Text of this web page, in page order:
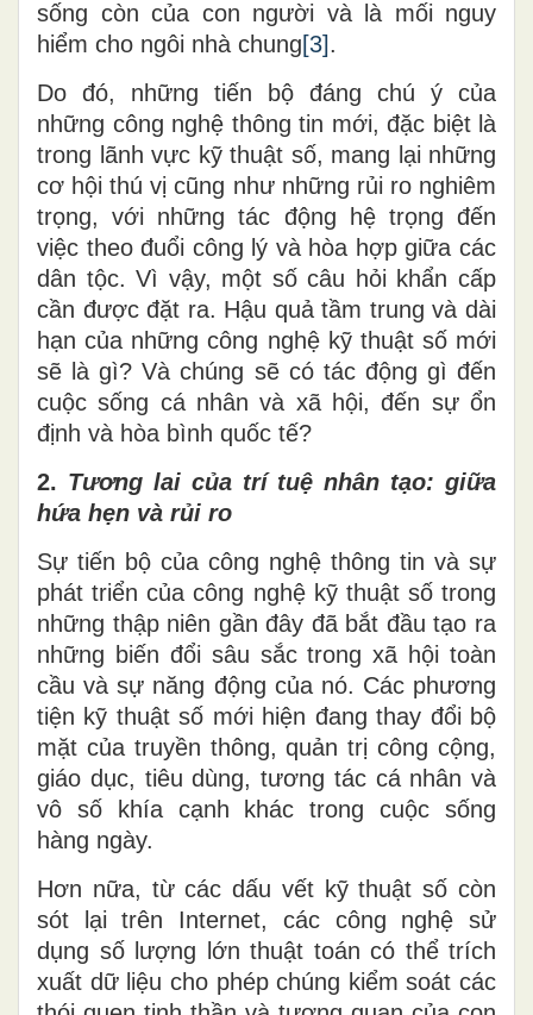
sống còn của con người và là mối nguy
hiểm cho ngôi nhà chung[3].
Do đó, những tiến bộ đáng chú ý của
những công nghệ thông tin mới, đặc biệt là
trong lãnh vực kỹ thuật số, mang lại những
cơ hội thú vị cũng như những rủi ro nghiêm
trọng, với những tác động hệ trọng đến
việc theo đuổi công lý và hòa hợp giữa các
dân tộc. Vì vậy, một số câu hỏi khẩn cấp
cần được đặt ra. Hậu quả tầm trung và dài
hạn của những công nghệ kỹ thuật số mới
sẽ là gì? Và chúng sẽ có tác động gì đến
cuộc sống cá nhân và xã hội, đến sự ổn
định và hòa bình quốc tế?
2. Tương lai của trí tuệ nhân tạo: giữa
hứa hẹn và rủi ro
Sự tiến bộ của công nghệ thông tin và sự
phát triển của công nghệ kỹ thuật số trong
những thập niên gần đây đã bắt đầu tạo ra
những biến đổi sâu sắc trong xã hội toàn
cầu và sự năng động của nó. Các phương
tiện kỹ thuật số mới hiện đang thay đổi bộ
mặt của truyền thông, quản trịcông cộng,
giáo dục, tiêu dùng, tương tác cá nhân và
vô số khía cạnh khác trong cuộc sống
hàng ngày.
Hơn nữa, từ các dấu vết kỹ thuật số còn
sót lại trên Internet, các công nghệ sử
dụng số lượng lớn thuật toán có thể trích
xuất dữ liệu cho phép chúng kiểm soát các